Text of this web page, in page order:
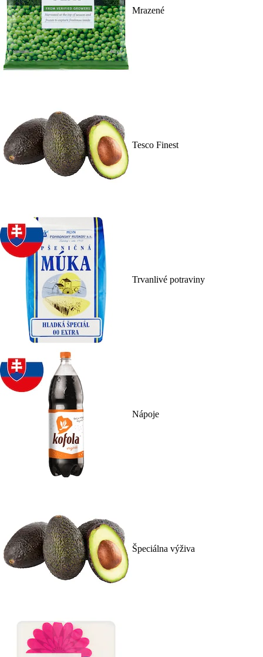
Mrazené
Tesco Finest
Trvanlivé potraviny
Nápoje
Špeciálna výživa